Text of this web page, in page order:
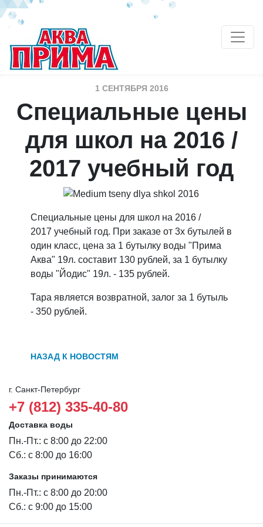
1 СЕНТЯБРЯ 2016
Специальные цены
для школ на 2016 /
2017 учебный год
Специальные цены для школ на 2016 /
2017 учебный год. При заказе от 3х бутылей в
один класс, цена за 1 бутылку воды "Прима
Аква" 19л. составит 130 рублей, за 1 бутылку
воды "Йодис" 19л. - 135 рублей.
Тара является возвратной, залог за 1 бутыль
- 350 рублей.
НАЗАД К НОВОСТЯМ
г. Санкт-Петербург
+7 (812) 335-40-80
Доставка воды
Пн.-Пт.: с 8:00 до 22:00
Сб.: с 8:00 до 16:00
Заказы принимаются
Пн.-Пт.: с 8:00 до 20:00
Сб.: с 9:00 до 15:00